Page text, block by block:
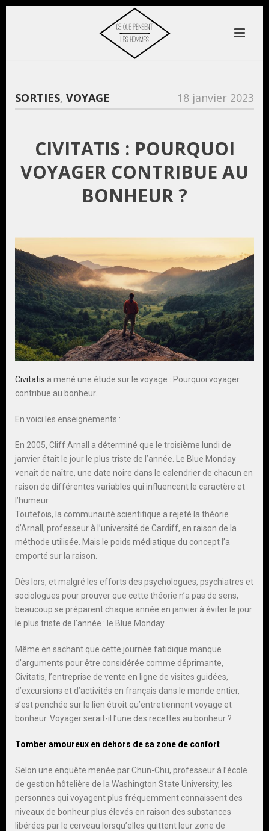
SORTIES, VOYAGE 18 janvier 2023
CIVITATIS : POURQUOI
VOYAGER CONTRIBUE AU
BONHEUR ?
Civitatis a mené une étude sur le voyage : Pourquoi voyager
contribue au bonheur.
En voici les enseignements :
En 2005, Cliff Arnall a déterminé que le troisième lundi de
janvier était le jour le plus triste de l’année. Le Blue Monday
venait de naître, une date noire dans le calendrier de chacun en
raison de différentes variables qui influencent le caractère et
l’humeur.
Toutefois, la communauté scientifique a rejeté la théorie
d’Arnall, professeur à l’université de Cardiff, en raison de la
méthode utilisée. Mais le poids médiatique du concept l’a
emporté sur la raison.
Dès lors, et malgré les efforts des psychologues, psychiatres et
sociologues pour prouver que cette théorie n’a pas de sens,
beaucoup se préparent chaque année en janvier à éviter le jour
le plus triste de l’année : le Blue Monday.
Même en sachant que cette journée fatidique manque
d’arguments pour être considérée comme déprimante,
Civitatis, l’entreprise de vente en ligne de visites guidées,
d’excursions et d’activités en français dans le monde entier,
s’est penchée sur le lien étroit qu’entretiennent voyage et
bonheur. Voyager serait-il l’une des recettes au bonheur ?
Tomber amoureux en dehors de sa zone de confort
Selon une enquête menée par Chun-Chu, professeur à l’école
de gestion hôtelière de la Washington State University, les
personnes qui voyagent plus fréquemment connaissent des
niveaux de bonheur plus élevés en raison des substances
libérées par le cerveau lorsqu’elles quittent leur zone de